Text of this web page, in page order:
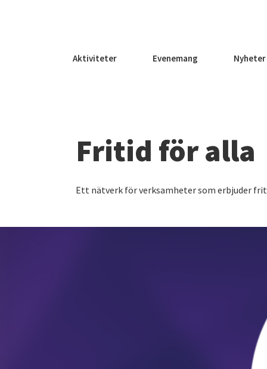
Aktiviteter Evenemang Nyheter
Fritid för alla
Ett nätverk för verksamheter som erbjuder